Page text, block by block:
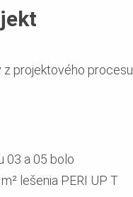
z projektového procesu
03 a 05 bolo
lešenia PERI UP T